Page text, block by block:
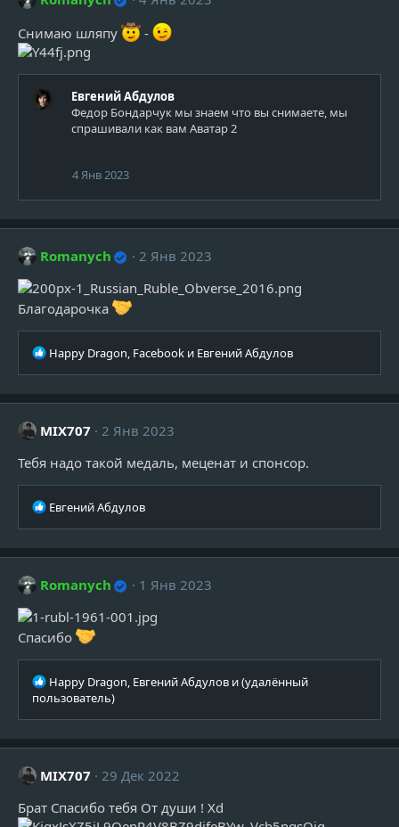
Снимаю шляпу
-
Евгений Абдулов
Федор Бондарчук мы знаем что вы снимаете, мы
спрашивали как вам Аватар 2
4 Янв 2023
Romanych 2 Янв 2023
Благодарочка
Р
к
и
Happy Dragon, Facebook и Евгений Абдулов
MIX707
2 Янв 2023
Тебя надо такой медаль, меценат и спонсор.
Р
к
и
:
Евгений Абдулов
Romanych 1 Янв 2023
Спасибо
Р
е
ц
и
Happy Dragon, Евгений Абдулов и(удалённый
пользователь)
MIX707
29 Дек 2022
Брат Спасибо тебя От души ! Xd